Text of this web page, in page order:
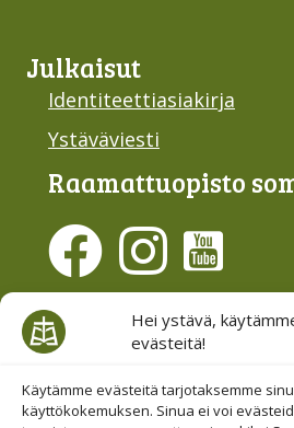
Hei ystävä,
evästeitä!
Käytämme evästeitä tarjotaksemme
käyttökokemuksen. Sinua ei voi
Julkaisut
Identiteettiasiakirja
Ystäväviesti
Raamattu­opisto
Evästesuostumus
Hallinnoi evästeitä
Etsi sivuiltamme